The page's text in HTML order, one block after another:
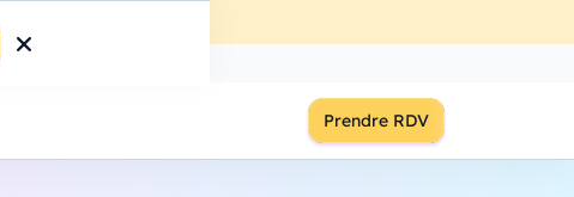
Prendre RDV